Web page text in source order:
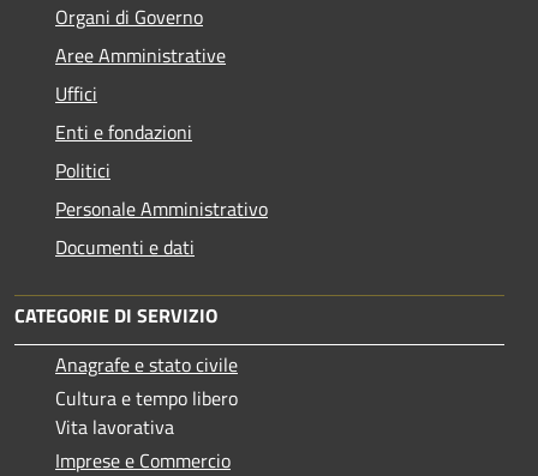
Organi di Governo
Aree Amministrative
Uffici
Enti e fondazioni
Politici
Personale Amministrativo
Documenti e dati
CATEGORIE DI SERVIZIO
Anagrafe e stato civile
Cultura e tempo libero
Vita lavorativa
Imprese e Commercio